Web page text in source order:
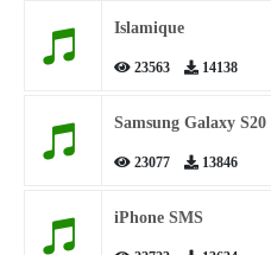
Islamique
23563 14138
Samsung Galaxy S20
23077 13846
iPhone SMS